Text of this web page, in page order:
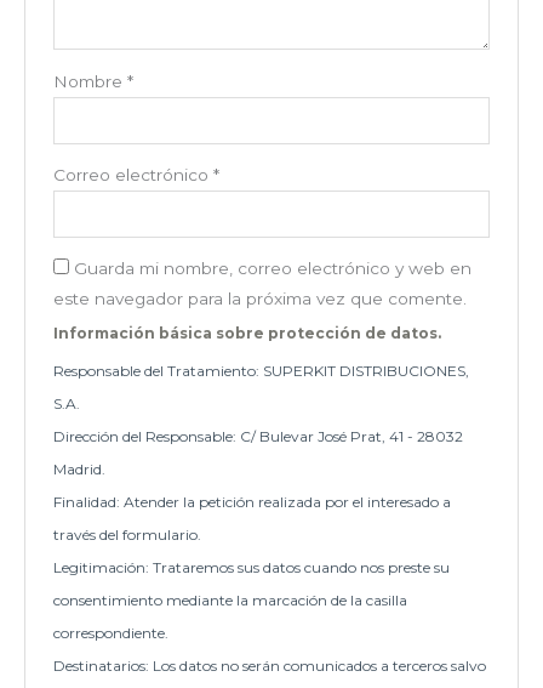
Nombre *
Correo electrónico *
Guarda mi nombre, correo electrónico y web en
este navegador para la próxima vez que comente.
Información básica sobre protección de datos.
Responsable del Tratamiento: SUPERKIT DISTRIBUCIONES,
S.A.
Dirección del Responsable: C/ Bulevar José Prat, 41 - 28032
Madrid.
Finalidad: Atender la petición realizada por el interesado a
través del formulario.
Legitimación: Trataremos sus datos cuando nos preste su
consentimiento mediante la marcación de la casilla
correspondiente.
Destinatarios: Los datos no serán comunicados a terceros salvo